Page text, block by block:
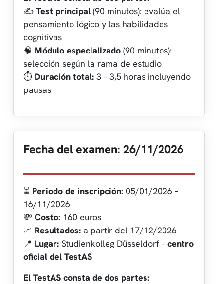
✍️ Test principal (90 minutos): evalúa el
pensamiento lógico y las habilidades
cognitivas
🧠 Módulo especializado (90 minutos):
selección según la rama de estudio
⏱️ Duración total: 3 – 3,5 horas incluyendo
pausas
Fecha del examen: 26/11/2026
⏳ Periodo de inscripción: 05/01/2026 –
16/11/2026
💸 Costo: 160 euros
📈 Resultados: a partir del 17/12/2026
📍 Lugar: Studienkolleg Düsseldorf – centro
oficial del TestAS
El TestAS consta de dos partes: